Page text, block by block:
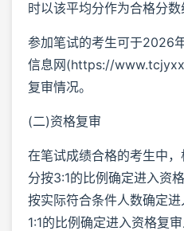
时以该平均分作为合格分数
参加笔试的考生可于2026
信息网(https://
复审情况。
(二)资格复审
在笔试成绩合格的考生中
分按3:1的比例确定进入资
按实际符合条件人数确定
1:1的比例确定进入资格复审